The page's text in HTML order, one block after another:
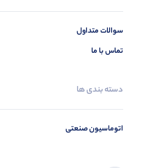
سوالات متداول
تماس با ما
دسته بندی ها
اتوماسیون صنعتی